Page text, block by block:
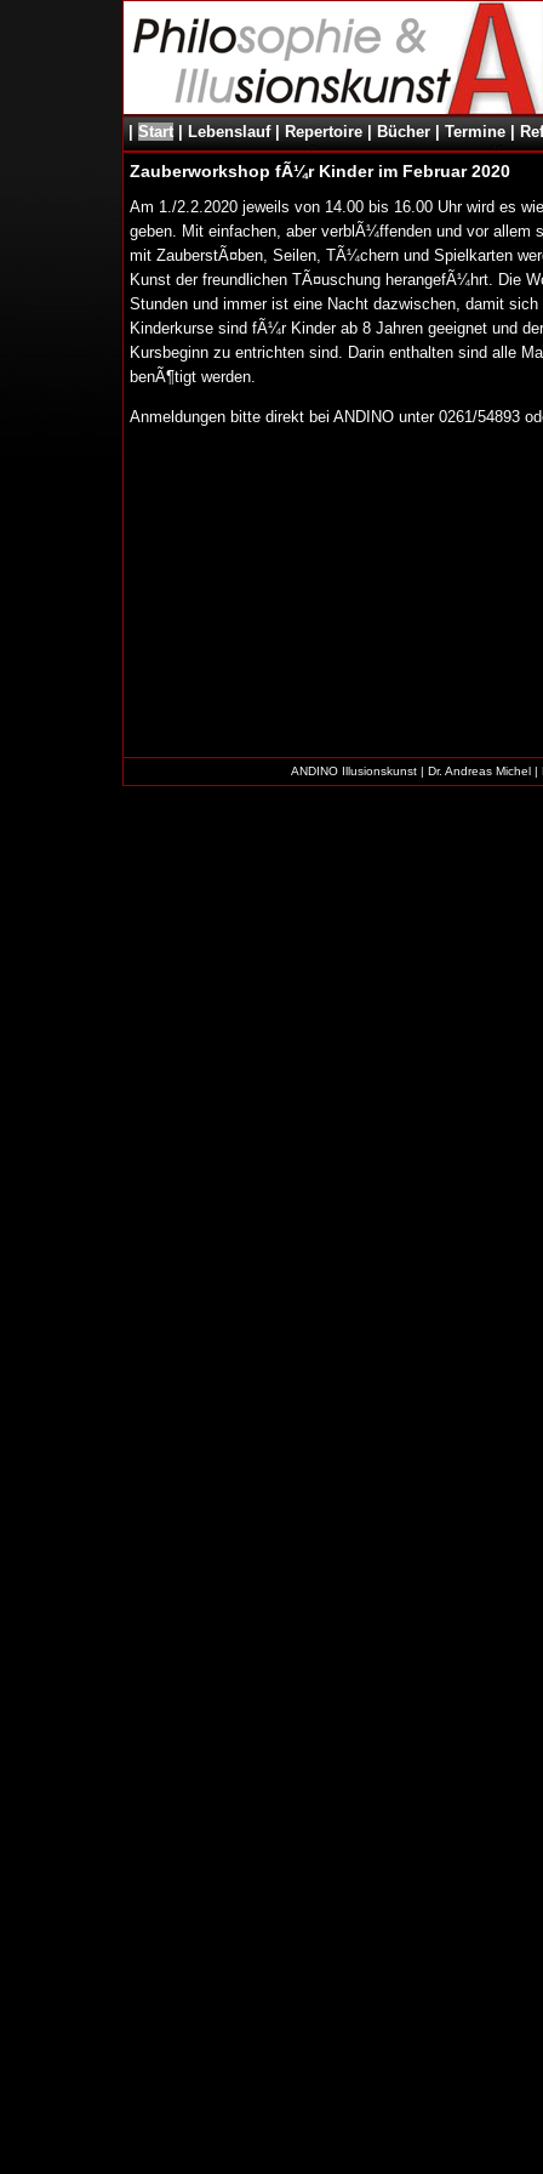
|Start|Lebenslauf|Repertoire|Bücher|Termine|
Zauberworkshop fÃ¼r Kinder im Februar 2020
Am 1./2.2.2020 jeweils von 14.00 bis 16.00 Uhr wird es
geben. Mit einfachen, aber verblÃ¼ffenden und vor allem
mit ZauberstÃ¤ben, Seilen, TÃ¼chern und Spielkarten
Kunst der freundlichen TÃ¤uschung herangefÃ¼hrt. Die
Stunden und immer ist eine Nacht dazwischen, damit
Kinderkurse sind fÃ¼r Kinder ab 8 Jahren geeignet und
Kursbeginn zu entrichten sind. Darin enthalten sind alle
benÃ¶tigt werden.
Anmeldungen bitte direkt bei ANDINO unter 0261/54893
ANDINO Illusionskunst | Dr. Andreas